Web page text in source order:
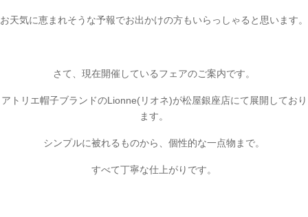
お天気に恵まれそうな予報でお出かけの方もいらっしゃると思います。
さて、現在開催しているフェアのご案内です。
アトリエ帽子ブランドのLionne(リオネ)が松屋銀座店にて展開しており
ます。
シンプルに被れるものから、個性的な一点物まで。
すべて丁寧な仕上がりです。